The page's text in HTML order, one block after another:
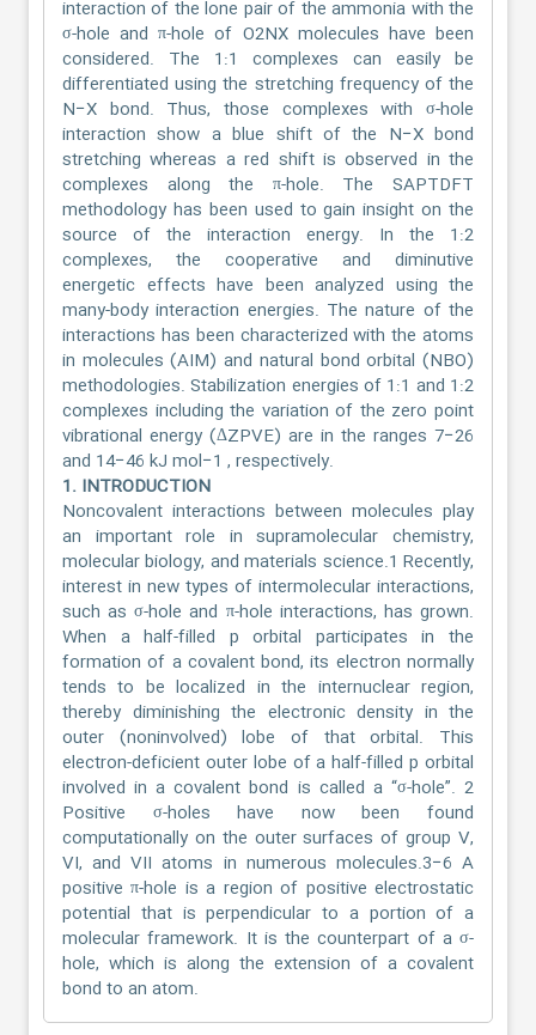
interaction of the lone pair of the ammonia with the
σ-hole and π-hole of O2NX molecules have been
considered. The 1:1 complexes can easily be
differentiated using the stretching frequency of the
N−X bond. Thus, those complexes with σ-hole
interaction show a blue shift of the N−X bond
stretching whereas a red shift is observed in the
complexes along the π-hole. The SAPTDFT
methodology has been used to gain insight on the
source of the interaction energy. In the 1:2
complexes, the cooperative and diminutive
energetic effects have been analyzed using the
many-body interaction energies. The nature of the
interactions has been characterized with the atoms
in molecules (AIM) and natural bond orbital (NBO)
methodologies. Stabilization energies of 1:1 and 1:2
complexes including the variation of the zero point
vibrational energy (ΔZPVE) are in the ranges 7−26
and 14−46 kJ mol−1 , respectively.
1. INTRODUCTION
Noncovalent interactions between molecules play
an important role in supramolecular chemistry,
molecular biology, and materials science.1 Recently,
interest in new types of intermolecular interactions,
such as σ-hole and π-hole interactions, has grown.
When a half-filled p orbital participates in the
formation of a covalent bond, its electron normally
tends to be localized in the internuclear region,
thereby diminishing the electronic density in the
outer (noninvolved) lobe of that orbital. This
electron-deficient outer lobe of a half-filled p orbital
involved in a covalent bond is called a “σ-hole”. 2
Positive σ-holes have now been found
computationally on the outer surfaces of group V,
VI, and VII atoms in numerous molecules.3−6 A
positive π-hole is a region of positive electrostatic
potential that is perpendicular to a portion of a
molecular framework. It is the counterpart of a σ-
hole, which is along the extension of a covalent
bond to an atom.